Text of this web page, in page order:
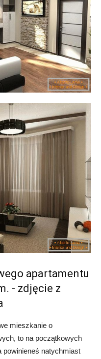
apartamentu
- zdjęcie z
mieszkanie o
to na początkowych
powinieneś natychmiast